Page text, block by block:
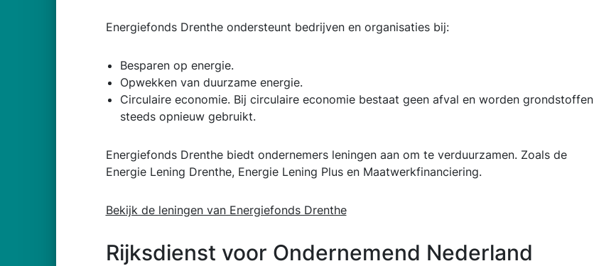
Energiefonds Drenthe ondersteunt bedrijven en organisaties bij:
Besparen op energie.
Opwekken van duurzame energie.
Circulaire economie. Bij circulaire economie bestaat geen afval en worden grondstoffen
steeds opnieuw gebruikt.
Energiefonds Drenthe biedt ondernemers leningen aan om te verduurzamen. Zoals de
Energie Lening Drenthe, Energie Lening Plus en Maatwerkfinanciering.
Bekijk de leningen van Energiefonds Drenthe
Rijksdienst voor Ondernemend Nederland